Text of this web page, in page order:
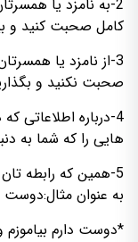
2-به نامزد یا
کامل صحبت کنید و
3-از نامزد یا
صحبت نکنید و
4-درباره اطلاعاتی
هایی را که شما به
5-همین که رابطه
به عنوان
*دوست دارم